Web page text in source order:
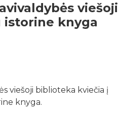
istorine knyga
viešoji biblioteka kviečia į
knyga.